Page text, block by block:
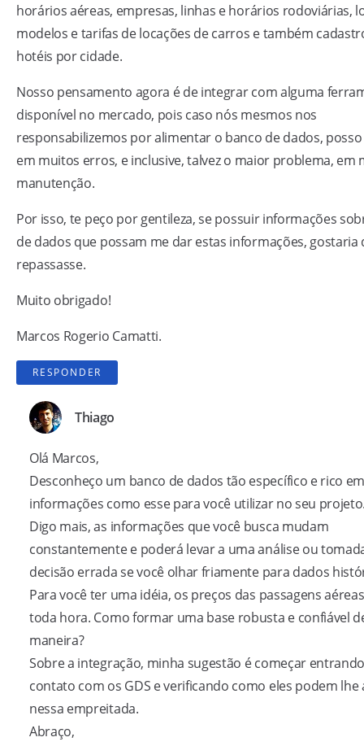
horários aéreas, empresas, linhas e horários rodoviárias,
modelos e tarifas de locações de carros e também
hotéis por cidade.
Nosso pensamento agora é de integrar com alguma
disponível no mercado, pois caso nós mesmos nos
responsabilizemos por alimentar o banco de dados,
em muitos erros, e inclusive, talvez o maior problema, em
manutenção.
Por isso, te peço por gentileza, se possuir informações
de dados que possam me dar estas informações, gostaria
repassasse.
Muito obrigado!
Marcos Rogerio Camatti.
RESPONDER
Thiago
Olá Marcos,
Desconheço um banco de dados tão específico e rico
informações como esse para você utilizar no seu
Digo mais, as informações que você busca mudam
constantemente e poderá levar a uma análise ou
decisão errada se você olhar friamente para dados
Para você ter uma idéia, os preços das passagens
toda hora. Como formar uma base robusta e confiável
maneira?
Sobre a integração, minha sugestão é começar
contato com os GDS e verificando como eles podem lhe
nessa empreitada.
Abraço,